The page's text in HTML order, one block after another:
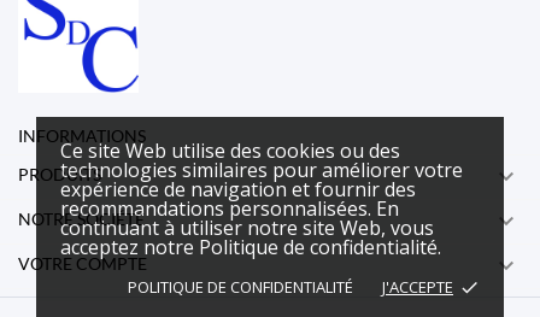
Ce site Web utilise des cookies ou des
technologies similaires pour améliorer votre
expérience de navigation et fournir des
recommandations personnalisées. En
continuant à utiliser notre site Web, vous
acceptez notre Politique de confidentialité.
POLITIQUE DE CONFIDENTIALITÉ J'ACCEPTE done
INFORMATIONS
PRODUITS

NOTRE SOCIÉTÉ 
VOTRE COMPTE 